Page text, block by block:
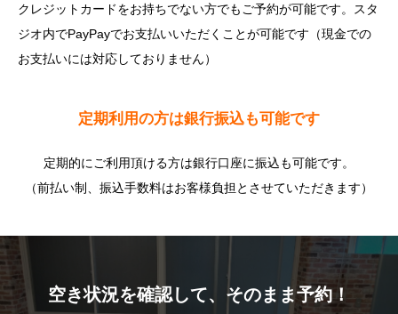
クレジットカードをお持ちでない方でもご予約が可能です。スタ
ジオ内でPayPayでお支払いいただくことが可能です（現金での
お支払いには対応しておりません）
定期利用の方は銀行振込も可能です
定期的にご利用頂ける方は銀行口座に振込も可能です。
（前払い制、振込手数料はお客様負担とさせていただきます）
空き状況を確認して、そのまま予約！